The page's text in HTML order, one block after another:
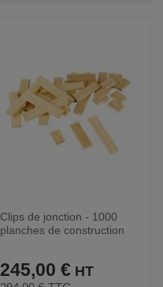
Clips de jonction - 1000
planches de construction
245,00 €